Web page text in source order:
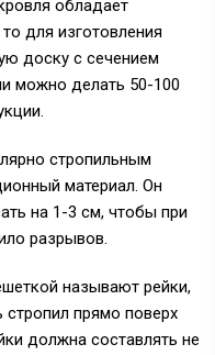
обладает
для изготовления
доску с сечением
можно делать 50-100
стропильным
материал. Он
на 1-3 см, чтобы при
разрывов.
называют рейки,
прямо поверх
должна составлять не